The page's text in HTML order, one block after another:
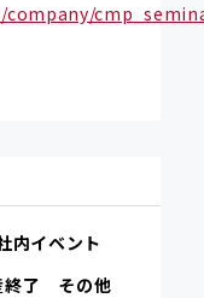
内イベント
了 その他